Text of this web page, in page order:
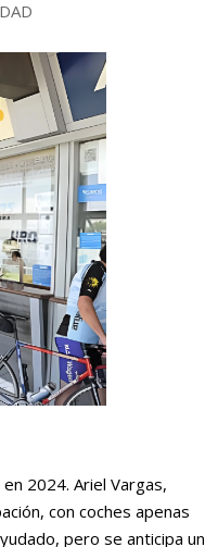
2024. Ariel Vargas,
con coches apenas
pero se anticipa un